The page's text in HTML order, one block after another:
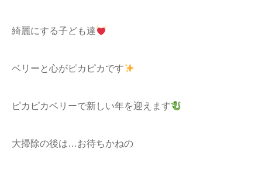
綺麗にする子ども達
ベリーと心がピカピカです
ピカピカベリーで新しい年を迎えます
大掃除の後は…お待ちかねの